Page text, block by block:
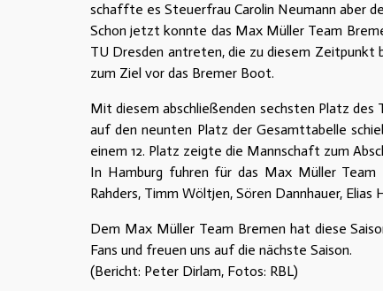
schaffte es Steuerfrau Carolin Neumann aber
Schon jetzt konnte das Max Müller Team
TU Dresden antreten, die zu diesem Zeitpunkt
zum Ziel vor das Bremer Boot.
Mit diesem abschließenden sechsten Platz des
auf den neunten Platz der Gesamttabelle
einem 12. Platz zeigte die Mannschaft zum
In Hamburg fuhren für das Max Müller Team
Rahders, Timm Wöltjen, Sören Dannhauer,
Dem Max Müller Team Bremen hat diese
Fans und freuen uns auf die nächste Saison.
(Bericht: Peter Dirlam, Fotos: RBL)